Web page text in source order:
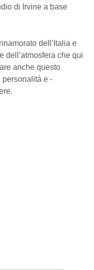
di Irvine a base
dell’Italia e
dell’atmosfera che qui
anche questo
personalità e -